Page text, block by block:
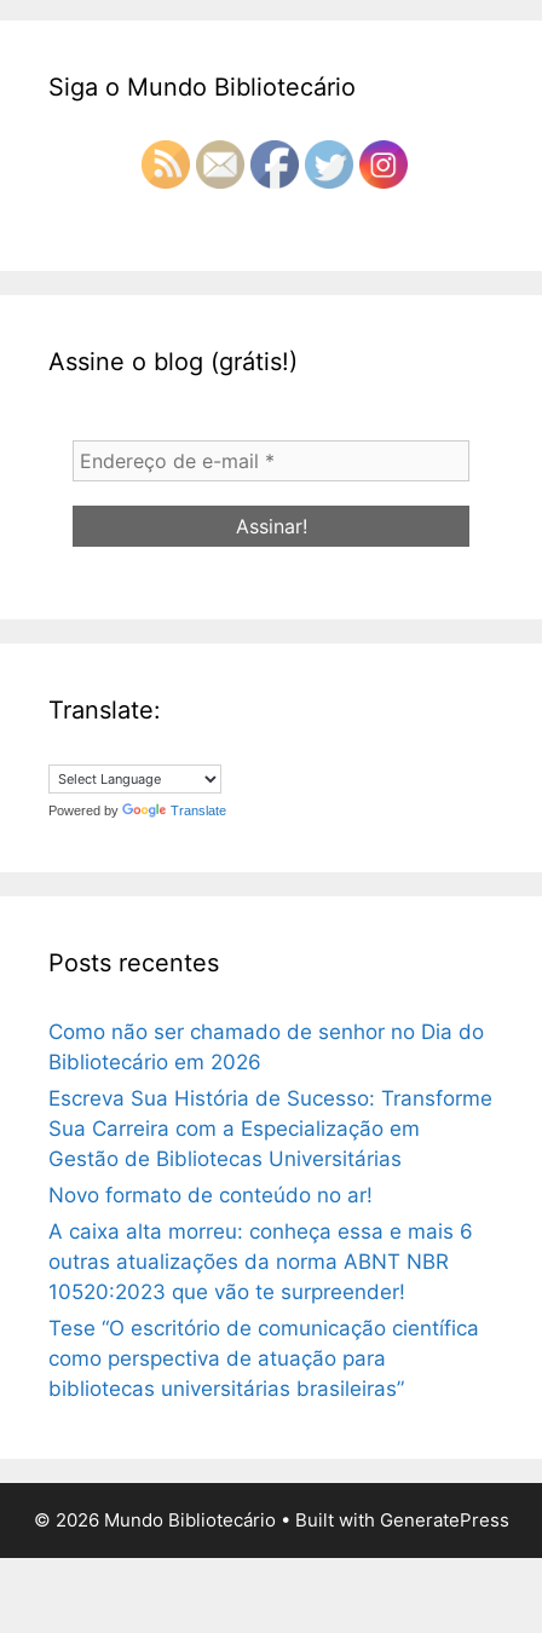
Siga o Mundo Bibliotecário
Assine o blog (grátis!)
Endereço
de
e-
Translate:
Powered by Translate
Posts recentes
Como não ser chamado de senhor no Dia do
Bibliotecário em 2026
Escreva Sua História de Sucesso: Transforme
Sua Carreira com a Especialização em
Gestão de Bibliotecas Universitárias
Novo formato de conteúdo no ar!
A caixa alta morreu: conheça essa e mais 6
outras atualizações da norma ABNT NBR
10520:2023 que vão te surpreender!
Tese “O escritório de comunicação científica
como perspectiva de atuação para
bibliotecas universitárias brasileiras”
© 2026 Mundo Bibliotecário • Built with GeneratePress